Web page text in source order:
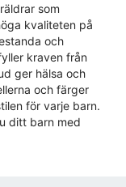
som
kvaliteten på
och
kraven från
ger hälsa och
och färger
för varje barn.
ditt barn med